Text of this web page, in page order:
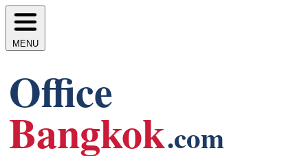
MENU
Office
Bangkok.com